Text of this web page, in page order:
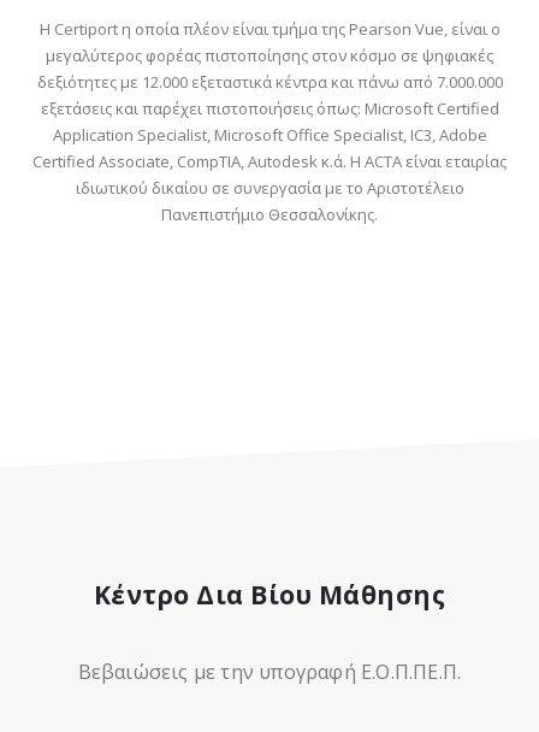
Η Certiport η οποία πλέον είναι τμήμα της Pearson Vue, είναι ο
μεγαλύτερος φορέας πιστοποίησης στον κόσμο σε ψηφιακές
δεξιότητες με 12.000 εξεταστικά κέντρα και πάνω από 7.000.000
εξετάσεις και παρέχει πιστοποιήσεις όπως: Microsoft Certified
Application Specialist, Microsoft Office Specialist, IC3, Adobe
Certified Associate, CompTIA, Autodesk κ.ά. Η ACTA είναι εταιρίας
ιδιωτικού δικαίου σε συνεργασία με το Αριστοτέλειο
Πανεπιστήμιο Θεσσαλονίκης.
Κέντρο Δια Βίου Μάθησης
Βεβαιώσεις με την υπογραφή Ε.Ο.Π.ΠΕ.Π.